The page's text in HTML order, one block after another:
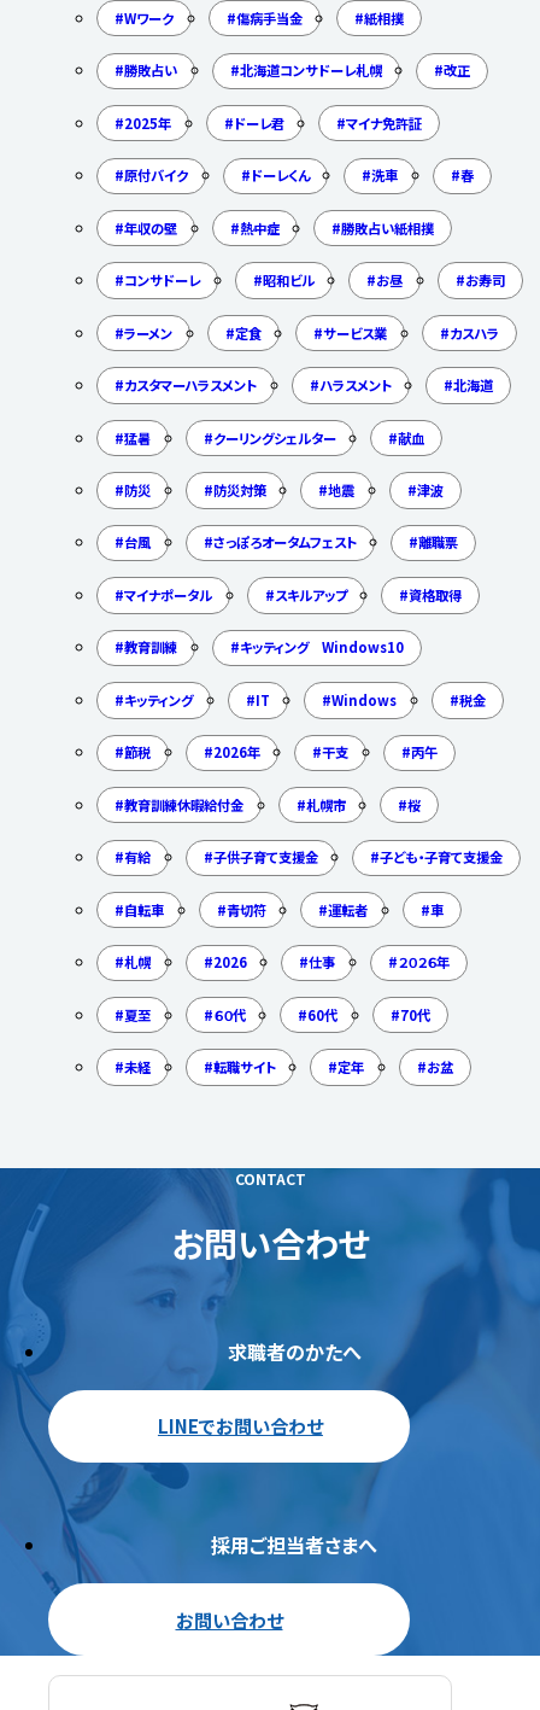
Wワーク 傷病手当金 紙相撲
勝敗占い 北海道コンサドーレ札幌 改正
2025年 ドーレ君 マイナ免許証
原付バイク ドーレくん 洗車 春
年収の壁 熱中症 勝敗占い紙相撲
コンサドーレ 昭和ビル お昼 お寿司
ラーメン 定食 サービス業 カスハラ
カスタマーハラスメント ハラスメント 北海道
猛暑 クーリングシェルター 献血
防災 防災対策 地震 津波
台風 さっぽろオータムフェスト 離職票
マイナポータル スキルアップ 資格取得
教育訓練 キッティング Windows10
キッティング IT Windows 税金
節税 2026年 干支 丙午
教育訓練休暇給付金 札幌市 桜
有給 子供子育て支援金 子ども・子育て支援金
自転車 青切符 運転者 車
札幌 2026 仕事 ２０２６年
夏至 ６０代 60代 70代
未経 転職サイト 定年 お盆
CONTACT
お問い合わせ
求職者のかたへ
LINEでお問い合わせ
採用ご担当者さまへ
お問い合わせ